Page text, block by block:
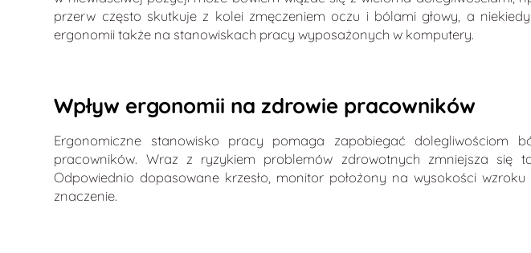
przerw często skutkuje z kolei zmęczeniem oczu i bólami głowy, a
ergonomii także na stanowiskach pracy wyposażonych w komputery.
Wpływ ergonomii na zdrowie pracowników
Ergonomiczne stanowisko pracy pomaga zapobiegać dolegliwościom
pracowników. Wraz z ryzykiem problemów zdrowotnych zmniejsza się
Odpowiednio dopasowane krzesło, monitor położony na wysokości
znaczenie.